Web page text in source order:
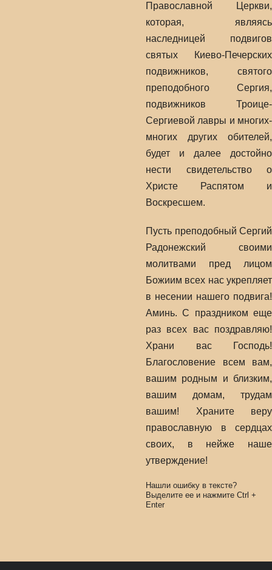
Православной Церкви,
которая, являясь
наследницей подвигов
святых Киево-Печерских
подвижников, святого
преподобного Сергия,
подвижников Троице-
Сергиевой лавры и многих-
многих других обителей,
будет и далее достойно
нести свидетельство о
Христе Распятом и
Воскресшем.
Пусть преподобный Сергий
Радонежский своими
молитвами пред лицом
Божиим всех нас укрепляет
в несении нашего подвига!
Аминь. С праздником еще
раз всех вас поздравляю!
Храни вас Господь!
Благословение всем вам,
вашим родным и близким,
вашим домам, трудам
вашим! Храните веру
православную в сердцах
своих, в нейже наше
утверждение!
Нашли ошибку в тексте?
Выделите ее и нажмите Ctrl +
Enter